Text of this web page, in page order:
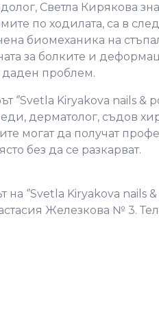
Светла Кирякова
по ходилата, са в
биомеханика на
за болките и
даден проблем.
‘’Svetla Kiryakova nails
дерматолог, съдов
могат да получат
без да се разкарват.
на ‘’Svetla Kiryakova nails
Железкова № 3.